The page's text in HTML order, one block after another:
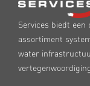
Services biedt een
assortiment
water